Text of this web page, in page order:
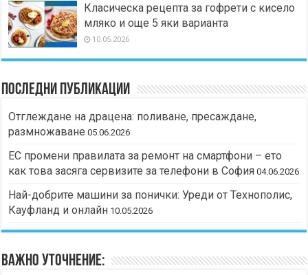
Класическа рецепта за гофрети с кисело
мляко и още 5 яки варианта
10.05.2026
Последни публикации
Отглеждане на драцена: поливане, пресаждане,
размножаване 05.06.2026
ЕС промени правилата за ремонт на смартфони – ето
как това засяга сервизите за телефони в София 04.06.2026
Най-добрите машини за понички: Уреди от Технополис,
Кауфланд и онлайн 10.05.2026
Важно уточнение: